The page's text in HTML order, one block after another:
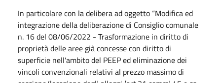
In particolare con la delibera ad oggetto “Modifica ed
integrazione della deliberazione di Consiglio comunale
n. 16 del 08/06/2022 - Trasformazione in diritto di
proprietà delle aree già concesse con diritto di
superficie nell'ambito del PEEP ed eliminazione dei
vincoli convenzionali relativi al prezzo massimo di